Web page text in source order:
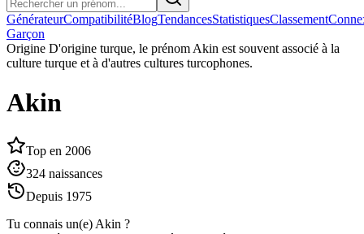
GénérateurCompatibilitéBlogTendancesStatistiquesClassement
Garçon
Origine D'origine turque, le prénom Akin est souvent associé à la
culture turque et à d'autres cultures turcophones.
Akin
Top en 2006
324 naissances
Depuis 1975
Tu connais un(e) Akin ?